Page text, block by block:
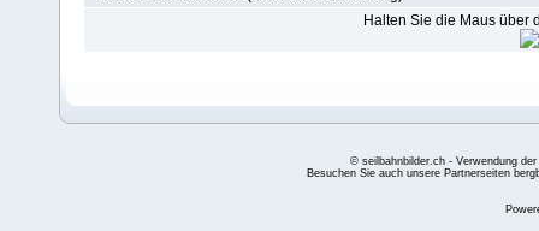
Halten Sie die Maus über
© seilbahnbilder.ch - Verwendung
Besuchen Sie auch unsere Partnerseiten